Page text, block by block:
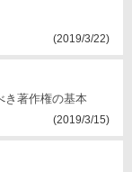
(2019/3/22)
き著作権の基本
(2019/3/15)